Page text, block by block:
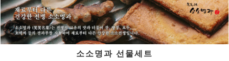
소소명과 선물세트